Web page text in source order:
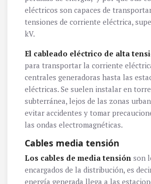
eléctricos son capaces de
tensiones de corriente eléctrica,
kV.
El cableado eléctrico de alta
para transportar la corriente
centrales generadoras hasta las
eléctricas. Se suelen instalar en
subterránea, lejos de las zonas
evitar accidentes y tomar
las ondas electromagnéticas.
Cables media tensión
Los cables de media tensión son
encargados de la distribución, es
energía generada llega a las